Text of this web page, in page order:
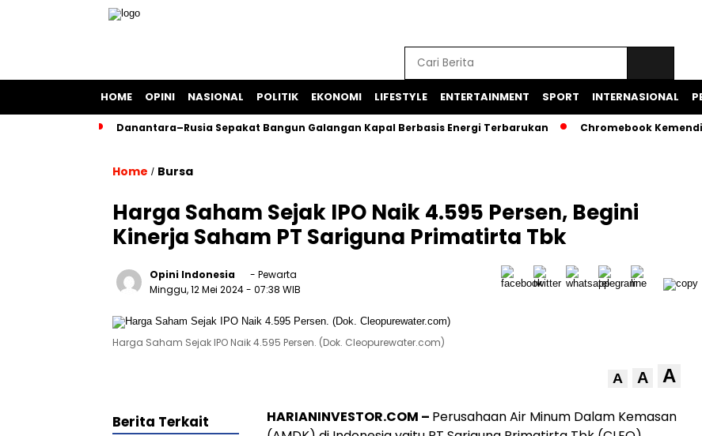
HOME OPINI NASIONAL POLITIK EKONOMI LIFESTYLE ENTERTAINMENT SPORT INTERNASIONAL
Danantara–Rusia Sepakat Bangun Galangan Kapal Berbasis Energi Terbarukan Chromebook
Home / Bursa
Harga Saham Sejak IPO Naik 4.595 Persen, Begini
Kinerja Saham PT Sariguna Primatirta Tbk
Opini Indonesia
- Pewarta
Minggu, 12 Mei 2024- 07:38 WIB
Harga Saham Sejak IPO Naik 4.595 Persen. (Dok. Cleopurewater.com)
A A A
HARIANINVESTOR.COM – Perusahaan Air Minum Dalam Kemasan
Berita Terkait